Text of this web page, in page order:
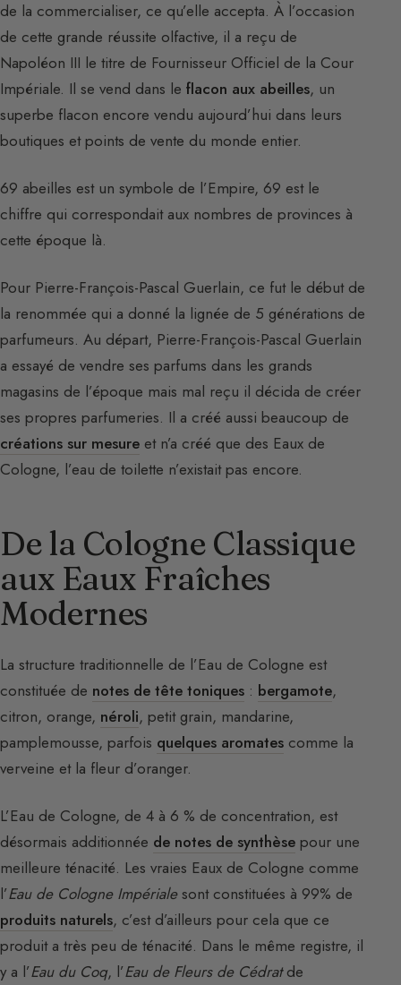
de la commercialiser, ce qu’elle accepta. À l’occasion
de cette grande réussite olfactive, il a reçu de
Napoléon III le titre de Fournisseur Officiel de la Cour
Impériale. Il se vend dans le flacon aux abeilles, un
superbe flacon encore vendu aujourd’hui dans leurs
boutiques et points de vente du monde entier.
69 abeilles est un symbole de l’Empire, 69 est le
chiffre qui correspondait aux nombres de provinces à
cette époque là.
Pour Pierre-François-Pascal Guerlain, ce fut le début de
la renommée qui a donné la lignée de 5 générations de
parfumeurs. Au départ, Pierre-François-Pascal Guerlain
a essayé de vendre ses parfums dans les grands
magasins de l’époque mais mal reçu il décida de créer
ses propres parfumeries. Il a créé aussi beaucoup de
créations sur mesure et n’a créé que des Eaux de
Cologne, l’eau de toilette n’existait pas encore.
De la Cologne Classique
aux Eaux Fraîches
Modernes
La structure traditionnelle de l’Eau de Cologne est
constituée de notes de tête toniques : bergamote,
citron, orange, néroli, petit grain, mandarine,
pamplemousse, parfois quelques aromates comme la
verveine et la fleur d’oranger.
L’Eau de Cologne, de 4 à 6 % de concentration, est
désormais additionnée de notes de synthèse pour une
meilleure ténacité. Les vraies Eaux de Cologne comme
l’Eau de Cologne Impérialesont constituées à 99% de
produits naturels, c’est d’ailleurs pour cela que ce
produit a très peu de ténacité. Dans le même registre, il
y a l’Eau du Coq, l’Eau de Fleurs de Cédratde